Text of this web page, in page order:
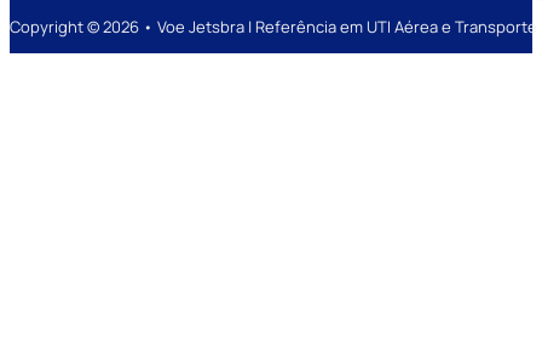
Copyright © 2026 • Voe Jetsbra | Referência em UTI Aérea e